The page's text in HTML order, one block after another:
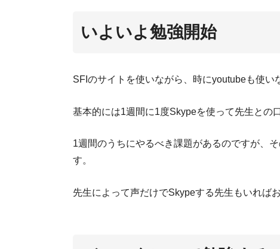
いよいよ勉強開始
SFIのサイトを使いながら、時にyoutubeも使い
基本的には1週間に1度Skypeを使って先生との
1週間のうちにやるべき課題があるのですが、
す。
先生によって声だけでSkypeする先生もいれば